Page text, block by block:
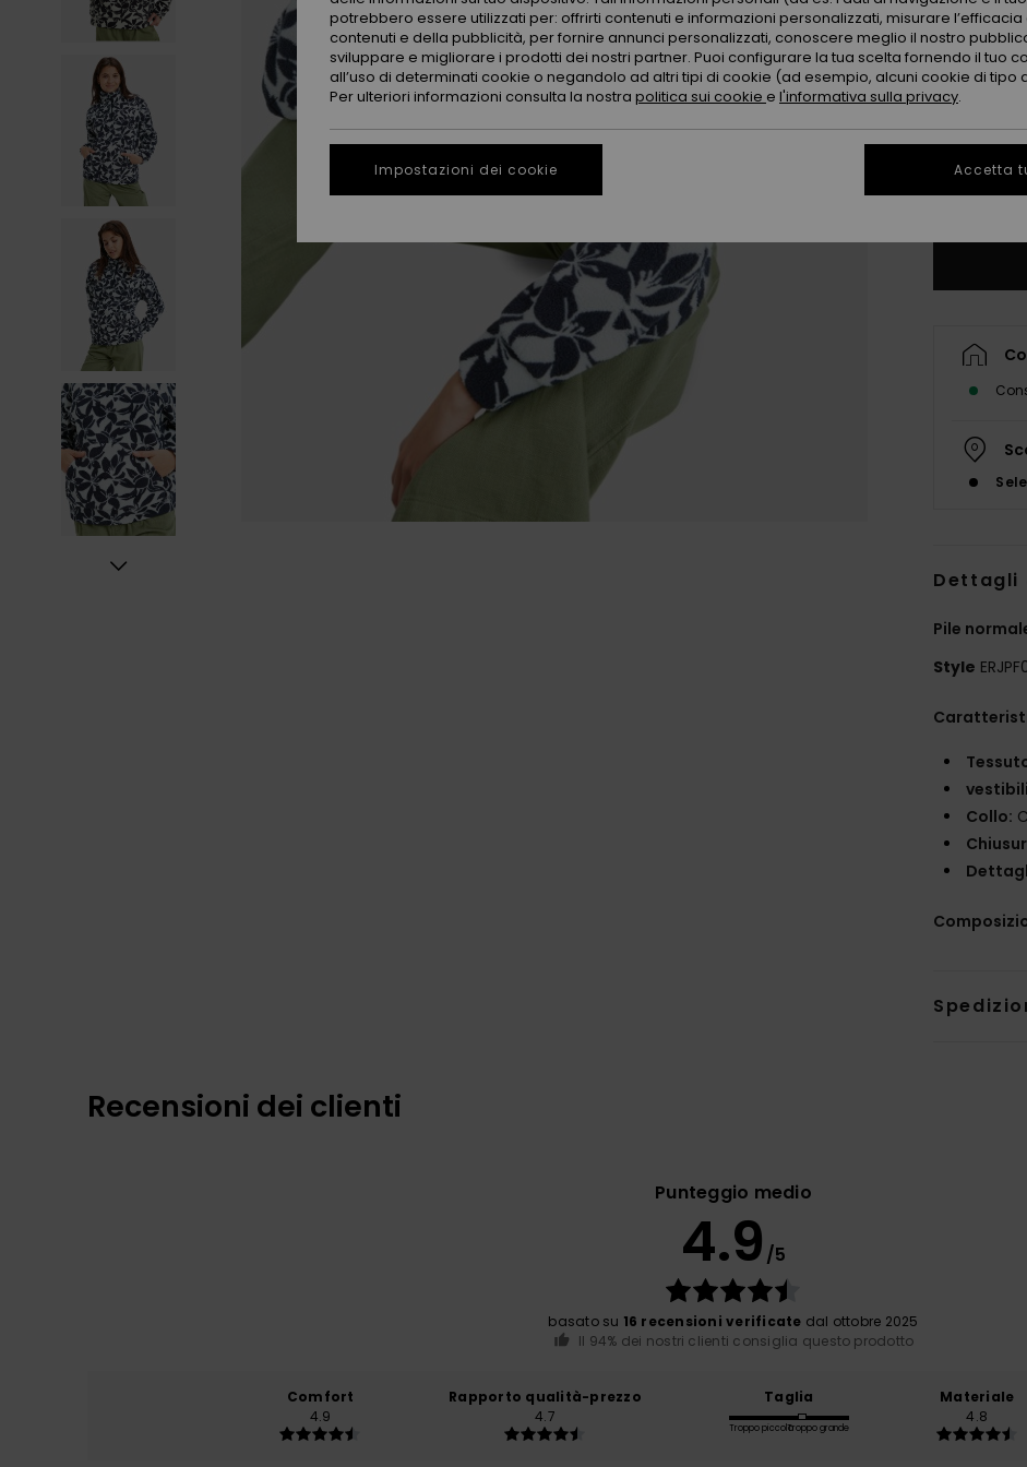
XS
Dettagli
Pile
Style
Collo:
Recensioni dei clienti
Punteggio medio
4.9 /5
basato su 16 recensioni verificate dal ottobre 2025
Il 94% dei nostri clienti consiglia questo prodotto
Comfort
4.9
Rapporto qualità-prezzo
4.7
Taglia
Troppo piccoloTroppo grande
Materiale
4.8
potrebbero essere utilizzati per: offrirti contenuti e informazioni personalizzati, misurare l’efficacia
contenuti e della pubblicità, per fornire annunci personalizzati, conoscere meglio il nostro
sviluppare e migliorare i prodotti dei nostri partner. Puoi configurare la tua scelta fornendo il tuo
all’uso di determinati cookie o negandolo ad altri tipi di cookie (ad esempio, alcuni cookie di tipo
Per ulteriori informazioni consulta la nostra politica sui cookie e l'informativa sulla privacy.
Impostazioni dei cookie Accetta